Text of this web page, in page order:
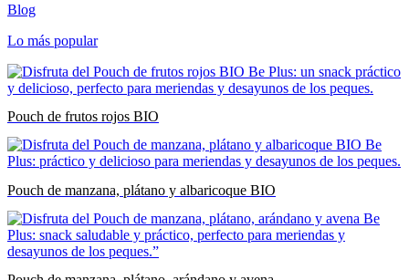
Blog
Lo más popular
Pouch de frutos rojos BIO
Pouch de manzana, plátano y albaricoque BIO